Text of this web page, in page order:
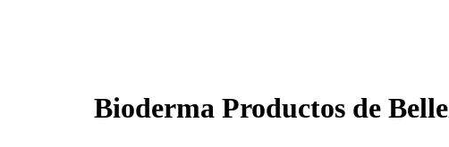
Bioderma Productos de